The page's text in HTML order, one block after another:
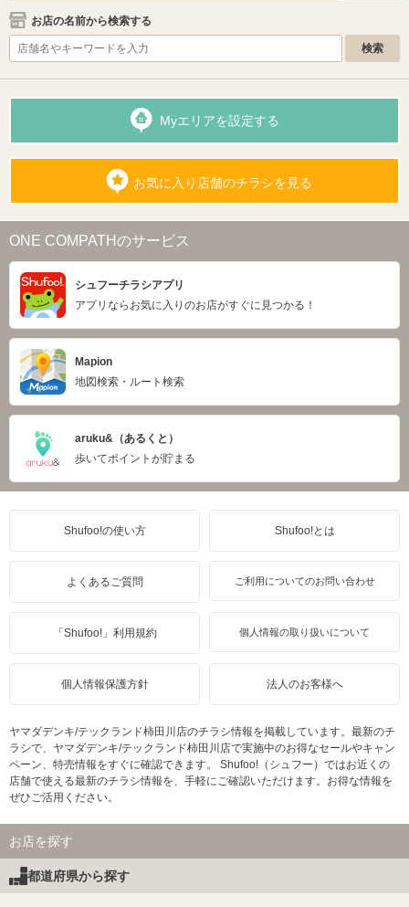
お店の名前から検索する
Myエリアを設定する
お気に入り店舗のチラシを見る
ONE COMPATHのサービス
シュフーチラシアプリ
アプリならお気に入りのお店がすぐに見つかる！
Mapion
地図検索・ルート検索
aruku&（あるくと）
歩いてポイントが貯まる
Shufoo!の使い方 Shufoo!とは
よくあるご質問 ご利用についてのお問い合わせ
「Shufoo!」利用規約 個人情報の取り扱いについて
個人情報保護方針 法人のお客様へ
ヤマダデンキ/テックランド柿田川店のチラシ情報を掲載しています。最新のチ
ラシで、ヤマダデンキ/テックランド柿田川店で実施中のお得なセールやキャン
ペーン、特売情報をすぐに確認できます。 Shufoo!（シュフー）ではお近くの
店舗で使える最新のチラシ情報を、手軽にご確認いただけます。お得な情報を
ぜひご活用ください。
お店を探す
都道府県から探す